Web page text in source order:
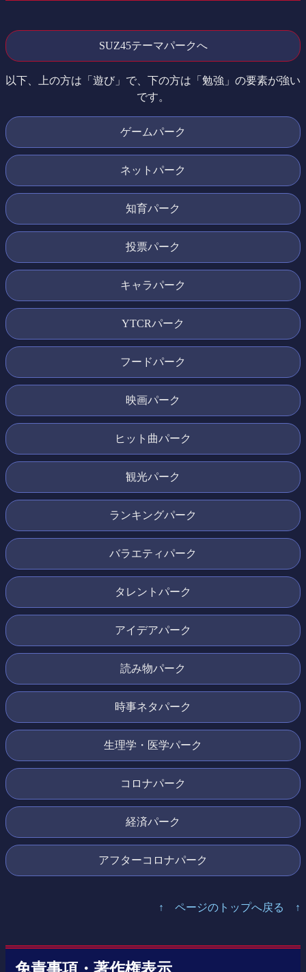
SUZ45テーマパークへ
以下、上の方は「遊び」で、下の方は「勉強」の要素が強い
です。
ゲームパーク
ネットパーク
知育パーク
投票パーク
キャラパーク
YTCRパーク
フードパーク
映画パーク
ヒット曲パーク
観光パーク
ランキングパーク
バラエティパーク
タレントパーク
アイデアパーク
読み物パーク
時事ネタパーク
生理学・医学パーク
コロナパーク
経済パーク
アフターコロナパーク
↑ ページのトップへ戻る ↑